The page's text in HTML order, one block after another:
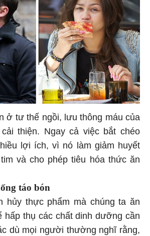
ở tư thế ngồi, lưu thông máu của
thiện. Ngay cả việc bắt chéo
lợi ích, vì nó làm giảm huyết
và cho phép tiêu hóa thức ăn
táo bón
hủy thực phẩm mà chúng ta ăn
hấp thụ các chất dinh dưỡng cần
dù mọi người thường nghĩ rằng,